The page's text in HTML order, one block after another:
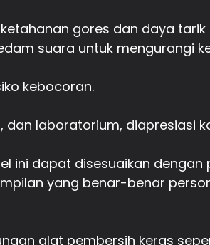
gores dan daya tarik
suara untuk mengurangi
kebocoran.
dan laboratorium, diapresiasi
ini dapat disesuaikan dengan
yang benar-benar
alat pembersih keras